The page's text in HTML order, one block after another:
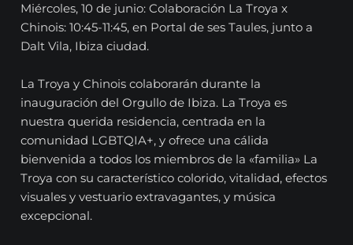
Miércoles, 10 de junio: Colaboración La Troya x
Chinois: 10:45-11:45, en Portal de ses Taules, junto a
Dalt Vila, Ibiza ciudad.
La Troya y Chinois colaborarán durante la
inauguración del Orgullo de Ibiza. La Troya es
nuestra querida residencia, centrada en la
comunidad LGBTQIA+, y ofrece una cálida
bienvenida a todos los miembros de la «familia» La
Troya con su característico colorido, vitalidad, efectos
visuales y vestuario extravagantes, y música
excepcional.